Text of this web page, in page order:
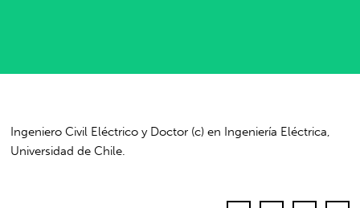
Ingeniero Civil Eléctrico y Doctor (c) en Ingeniería Eléctrica,
Universidad de Chile.